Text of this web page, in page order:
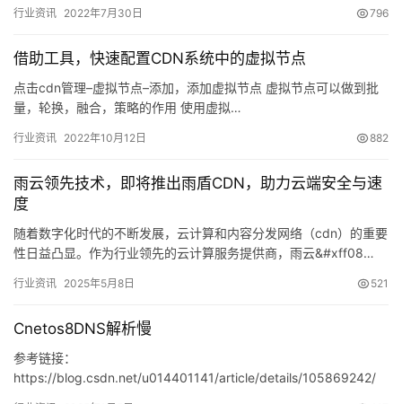
行业资讯 2022年7月30日 796
借助工具，快速配置CDN系统中的虚拟节点
点击cdn管理–虚拟节点–添加，添加虚拟节点 虚拟节点可以做到批
量，轮换，融合，策略的作用 使用虚拟…
行业资讯 2022年10月12日 882
雨云领先技术，即将推出雨盾CDN，助力云端安全与速
度
随着数字化时代的不断发展，云计算和内容分发网络（cdn）的重要
性日益凸显。作为行业领先的云计算服务提供商，雨云&#xff08…
行业资讯 2025年5月8日 521
Cnetos8DNS解析慢
参考链接：
https://blog.csdn.net/u014401141/article/details/105869242/